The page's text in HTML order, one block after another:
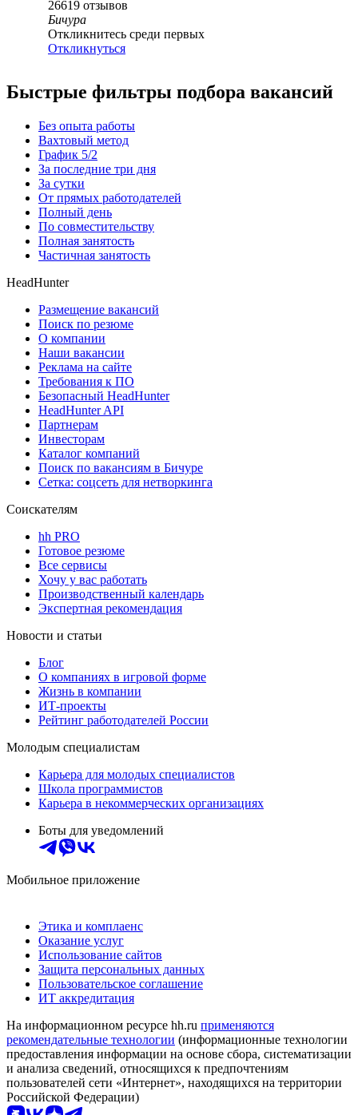
26619 отзывов
Бичура
Откликнитесь среди первых
Откликнуться
Быстрые фильтры подбора вакансий
Без опыта работы
Вахтовый метод
График 5/2
За последние три дня
За сутки
От прямых работодателей
Полный день
По совместительству
Полная занятость
Частичная занятость
HeadHunter
Размещение вакансий
Поиск по резюме
О компании
Наши вакансии
Реклама на сайте
Требования к ПО
Безопасный HeadHunter
HeadHunter API
Партнерам
Инвесторам
Каталог компаний
Поиск по вакансиям в Бичуре
Сетка: соцсеть для нетворкинга
Соискателям
hh PRO
Готовое резюме
Все сервисы
Хочу у вас работать
Производственный календарь
Экспертная рекомендация
Новости и статьи
Блог
О компаниях в игровой форме
Жизнь в компании
ИТ-проекты
Рейтинг работодателей России
Молодым специалистам
Карьера для молодых специалистов
Школа программистов
Карьера в некоммерческих организациях
Боты для уведомлений
Мобильное приложение
Этика и комплаенс
Оказание услуг
Использование сайтов
Защита персональных данных
Пользовательское соглашение
ИТ аккредитация
На информационном ресурсе hh.ru применяются
рекомендательные технологии (информационные технологии
предоставления информации на основе сбора, систематизации
и анализа сведений, относящихся к предпочтениям
пользователей сети «Интернет», находящихся на территории
Российской Федерации)